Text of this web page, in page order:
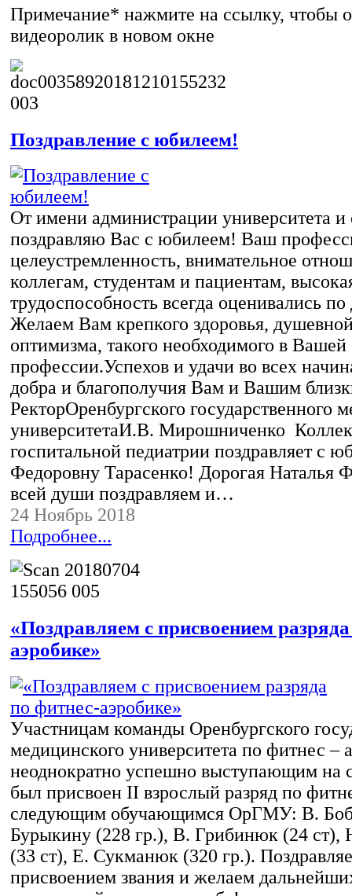
Примечание* нажмите на ссылку, чтобы
видеоролик в новом окне
Поздравление с юбилеем!
От имени администрации университета и
поздравляю Вас с юбилеем! Ваш
целеустремленность, внимательное
коллегам, студентам и пациентам,
трудоспособность всегда оценивались
Желаем Вам крепкого здоровья,
оптимизма, такого необходимого в Вашей
профессии.Успехов и удачи во всех
добра и благополучия Вам и Вашим
РекторОренбургского государственного
университетаИ.В. Мирошниченко
госпитальной педиатрии поздравляет с
Федоровну Тарасенко! Дорогая Наталья
всей души поздравляем и…
24 Ноябрь 2018
Подробнее...
«Поздравляем с присвоением
аэробике»
Участницам команды Оренбургского
медицинского университета по фитнес –
неоднократно успешно выступающим на
был присвоен II взрослый разряд по
следующим обучающимся ОрГМУ: В.
Бурыкину (228 гр.), В. Грибинюк (24
(33 ст), Е. Сукманюк (320 гр.).
присвоением звания и желаем